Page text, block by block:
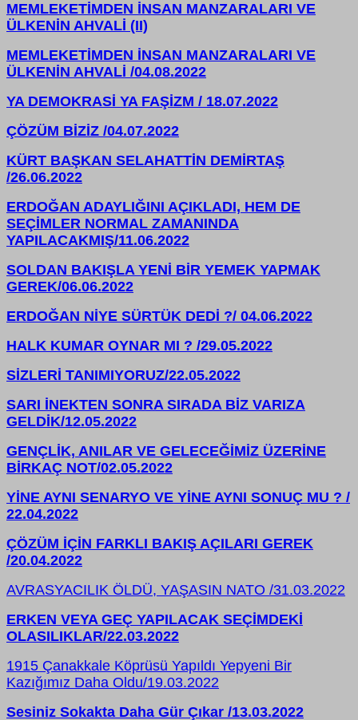
MEMLEKETİMDEN İNSAN MANZARALARI VE
ÜLKENİN AHVALİ (II)
MEMLEKETİMDEN İNSAN MANZARALARI VE
ÜLKENİN AHVALİ /04.08.2022
YA DEMOKRASİ YA FAŞİZM / 18.07.2022
ÇÖZÜM BİZİZ /04.07.2022
KÜRT BAŞKAN SELAHATTİN DEMİRTAŞ
/26.06.2022
ERDOĞAN ADAYLIĞINI AÇIKLADI, HEM DE
SEÇİMLER NORMAL ZAMANINDA
YAPILACAKMIŞ/11.06.2022
SOLDAN BAKIŞLA YENİ BİR YEMEK YAPMAK
GEREK/06.06.2022
ERDOĞAN NİYE SÜRTÜK DEDİ ?/ 04.06.2022
HALK KUMAR OYNAR MI ? /29.05.2022
SİZLERİ TANIMIYORUZ/22.05.2022
SARI İNEKTEN SONRA SIRADA BİZ VARIZA
GELDİK/12.05.2022
GENÇLİK, ANILAR VE GELECEĞİMİZ ÜZERİNE
BİRKAÇ NOT/02.05.2022
YİNE AYNI SENARYO VE YİNE AYNI SONUÇ MU ? /
22.04.2022
ÇÖZÜM İÇİN FARKLI BAKIŞ AÇILARI GEREK
/20.04.2022
AVRASYACILIK ÖLDÜ, YAŞASIN NATO /31.03.2022
ERKEN VEYA GEÇ YAPILACAK SEÇİMDEKİ
OLASILIKLAR/22.03.2022
1915 Çanakkale Köprüsü Yapıldı Yepyeni Bir
Kazığımız Daha Oldu/19.03.2022
Sesiniz Sokakta Daha Gür Çıkar /13.03.2022